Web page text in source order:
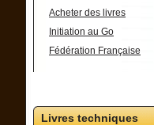
Acheter des livres
Initiation au Go
Fédération Française
Livres techniques